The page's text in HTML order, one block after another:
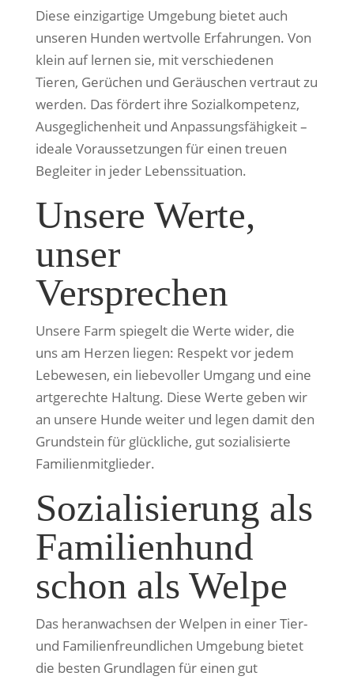
Diese einzigartige Umgebung bietet auch
unseren Hunden wertvolle Erfahrungen. Von
klein auf lernen sie, mit verschiedenen
Tieren, Gerüchen und Geräuschen vertraut zu
werden. Das fördert ihre Sozialkompetenz,
Ausgeglichenheit und Anpassungsfähigkeit –
ideale Voraussetzungen für einen treuen
Begleiter in jeder Lebenssituation.
Unsere Werte,
unser
Versprechen
Unsere Farm spiegelt die Werte wider, die
uns am Herzen liegen: Respekt vor jedem
Lebewesen, ein liebevoller Umgang und eine
artgerechte Haltung. Diese Werte geben wir
an unsere Hunde weiter und legen damit den
Grundstein für glückliche, gut sozialisierte
Familienmitglieder.
Sozialisierung als
Familienhund
schon als Welpe
Das heranwachsen der Welpen in einer Tier-
und Familienfreundlichen Umgebung bietet
die besten Grundlagen für einen gut